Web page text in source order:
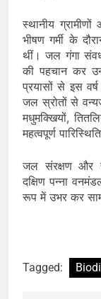
स्थानीय
भीषण गर्मी के
थीं। जल गंगा
की पहचान कर
प्रयासों से इस
जल स्रोतों से
मधुमक्खियों,
महत्वपूर्ण
जल संरक्षण और
दक्षिण पन्ना
रूप में उभर कर
Tagged: